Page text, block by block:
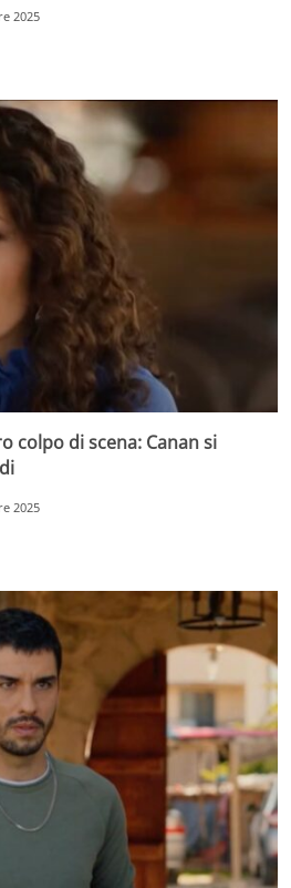
2025
colpo di scena: Canan si
2025